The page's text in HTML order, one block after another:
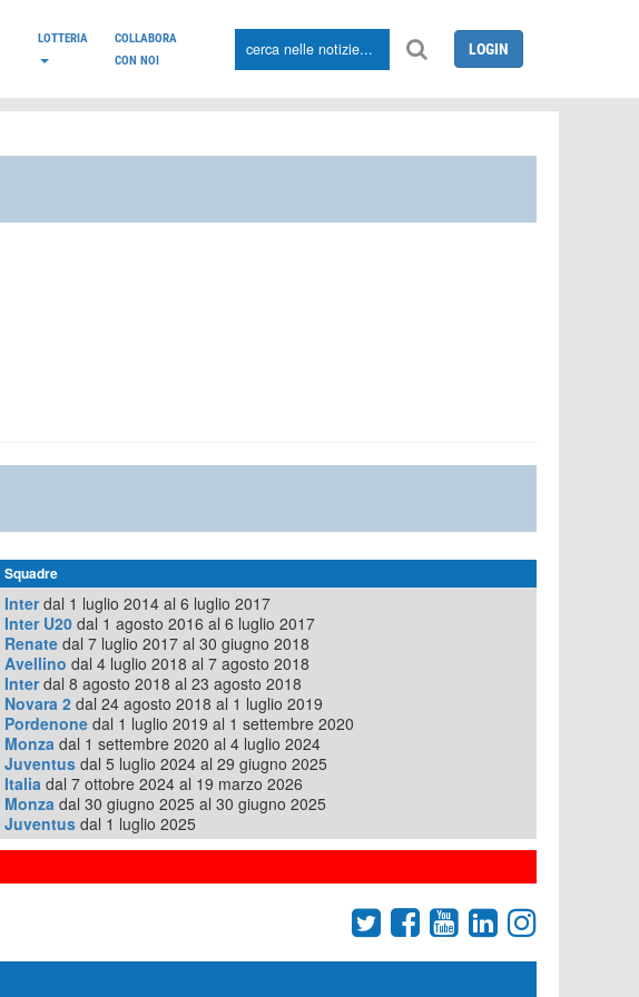
LOTTERIA
COLLABORA
CON NOI
LOGIN
Squadre
Interdal 1 luglio 2014 al 6 luglio 2017
Inter U20 dal 1 agosto 2016 al 6 luglio 2017
Renate dal 7 luglio 2017 al 30 giugno 2018
Avellino dal 4 luglio 2018 al 7 agosto 2018
Interdal 8 agosto 2018 al 23 agosto 2018
Novara 2 dal 24 agosto 2018 al 1 luglio 2019
Pordenone dal 1 luglio 2019 al 1 settembre 2020
Monza dal 1 settembre 2020 al 4 luglio 2024
Juventus dal 5 luglio 2024 al 29 giugno 2025
Italia dal 7 ottobre 2024 al 19 marzo 2026
Monza dal 30 giugno 2025 al 30 giugno 2025
Juventus dal 1 luglio 2025